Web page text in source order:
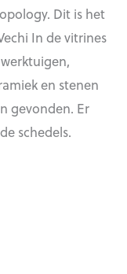
Dit is het
In de vitrines
en stenen
gevonden. Er
schedels.